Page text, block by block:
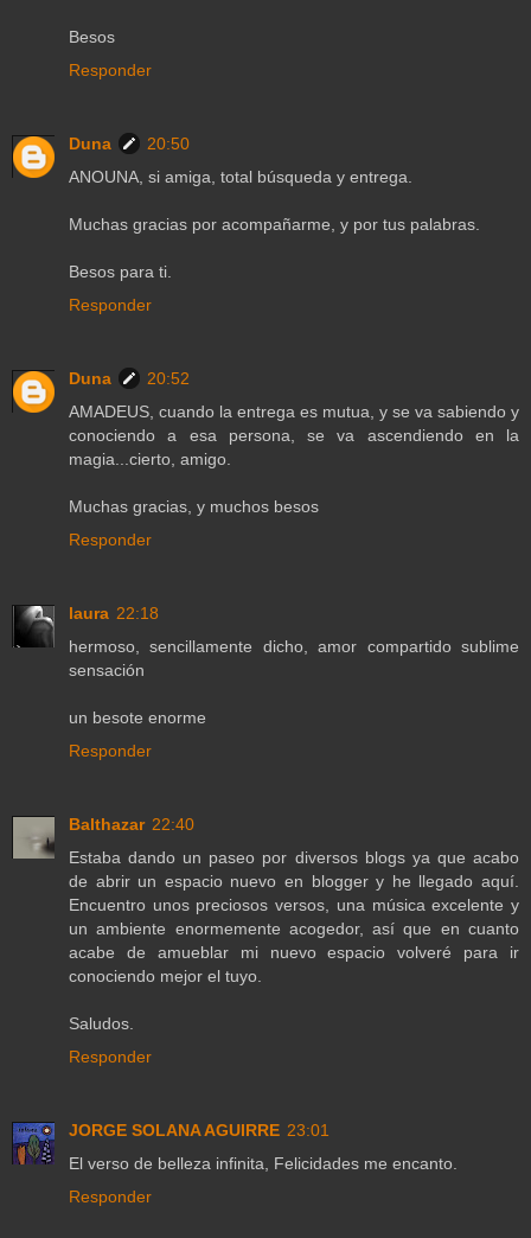
Besos
Responder
Duna
20:50
ANOUNA, si amiga, total búsqueda y entrega.
Muchas gracias por acompañarme, y por tus palabras.
Besos para ti.
Responder
Duna
20:52
AMADEUS, cuando la entrega es mutua, y se va sabiendo y
conociendo a esa persona, se va ascendiendo en la
magia...cierto, amigo.
Muchas gracias, y muchos besos
Responder
laura 22:18
hermoso, sencillamente dicho, amor compartido sublime
sensación
un besote enorme
Responder
Balthazar 22:40
Estaba dando un paseo por diversos blogs ya que acabo
de abrir un espacio nuevo en blogger y he llegado aquí.
Encuentro unos preciosos versos, una música excelente y
un ambiente enormemente acogedor, así que en cuanto
acabe de amueblar mi nuevo espacio volveré para ir
conociendo mejor el tuyo.
Saludos.
Responder
JORGE SOLANA AGUIRRE 23:01
El verso de belleza infinita, Felicidades me encanto.
Responder